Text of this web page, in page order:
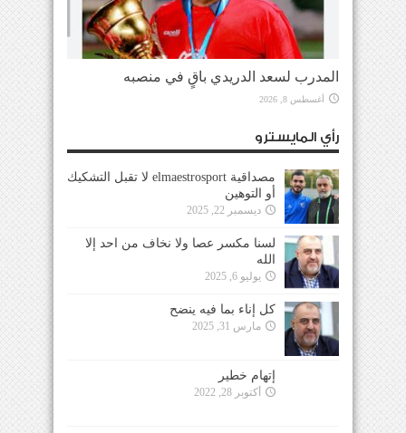
المدرب لسعد الدريدي باقٍ في منصبه
أغسطس 8, 2026
رأي المايسترو
مصداقية elmaestrosport لا تقبل التشكيك
أو التوهين
ديسمبر 22, 2025
لسنا مكسر عصا ولا نخاف من احد إلا
الله
يوليو 6, 2025
كل إناء بما فيه ينضح
مارس 31, 2025
إتهام خطير
أكتوبر 28, 2022